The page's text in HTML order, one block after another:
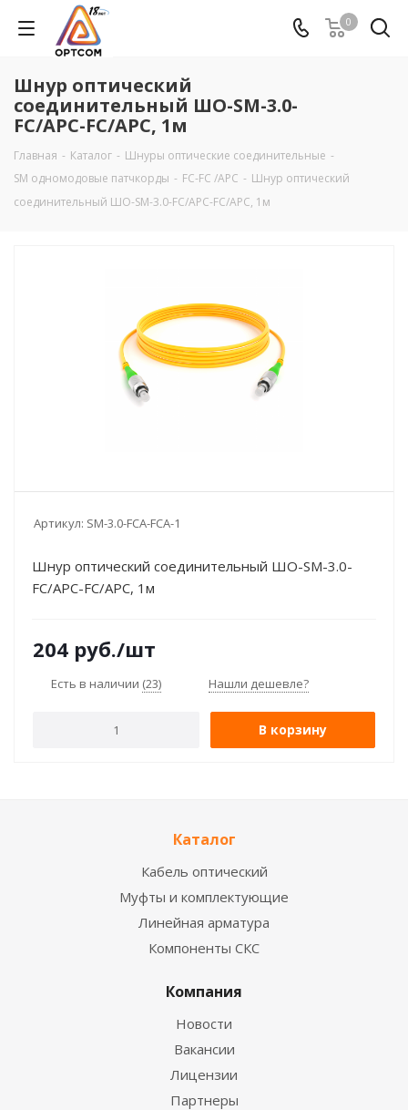
0
Шнур оптический
соединительный ШО-SM-3.0-
FC/APC-FC/APC, 1м
Главная - Каталог - Шнуры оптические соединительные -
SM одномодовые патчкорды - FC-FC /APC - Шнур оптический
соединительный ШО-SM-3.0-FC/APC-FC/APC, 1м
Артикул: SM-3.0-FCA-FCA-1
Шнур оптический соединительный ШО-SM-3.0-
FC/APC-FC/APC, 1м
204 руб./шт
Есть в наличии (23) Нашли дешевле?
В корзину
Каталог
Кабель оптический
Муфты и комплектующие
Линейная арматура
Компоненты СКС
Компания
Новости
Вакансии
Лицензии
Партнеры